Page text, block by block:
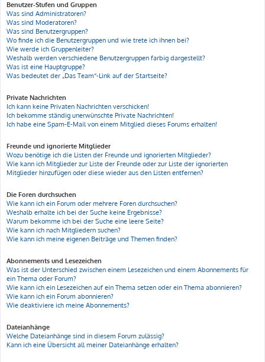
Benutzer-Stufen und Gruppen
Was sind Administratoren?
Was sind Moderatoren?
Was sind Benutzergruppen?
Wo finde ich die Benutzergruppen und wie trete ich ihnen bei?
Wie werde ich Gruppenleiter?
Weshalb werden verschiedene Benutzergruppen farbig dargestellt?
Was ist eine Hauptgruppe?
Was bedeutet der „Das Team“-Link auf der Startseite?
Private Nachrichten
Ich kann keine Privaten Nachrichten verschicken!
Ich bekomme ständig unerwünschte Private Nachrichten!
Ich habe eine Spam-E-Mail von einem Mitglied dieses Forums erhalten!
Freunde und ignorierte Mitglieder
Wozu benötige ich die Listen der Freunde und ignorierten Mitglieder?
Wie kann ich Mitglieder zur Liste der Freunde oder zur Liste der ignorierten
Mitglieder hinzufügen oder diese wieder aus den Listen entfernen?
Die Foren durchsuchen
Wie kann ich ein Forum oder mehrere Foren durchsuchen?
Weshalb erhalte ich bei der Suche keine Ergebnisse?
Warum bekomme ich bei der Suche eine leere Seite?
Wie kann ich nach Mitgliedern suchen?
Wie kann ich meine eigenen Beiträge und Themen finden?
Abonnements und Lesezeichen
Was ist der Unterschied zwischen einem Lesezeichen und einem Abonnements für
ein Thema oder Forum?
Wie kann ich ein Lesezeichen auf ein Thema setzen oder ein Thema abonnieren?
Wie kann ich ein Forum abonnieren?
Wie deaktiviere ich meine Abonnements?
Dateianhänge
Welche Dateianhänge sind in diesem Forum zulässig?
Kann ich eine Übersicht all meiner Dateianhänge erhalten?